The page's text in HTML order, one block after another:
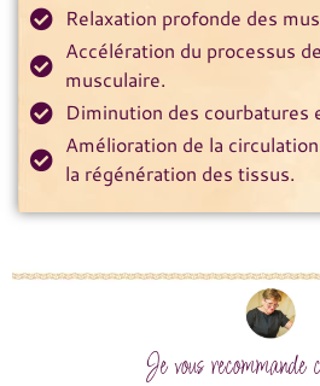
Relaxation profonde des
Accélération du processus
musculaire.
Diminution des courbatures
Amélioration de la
la régénération des tissus.
Je vous recommande